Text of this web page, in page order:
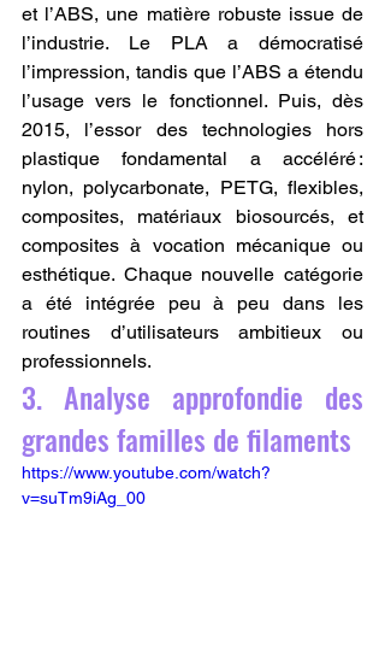
et l’ABS, une matière robuste issue de
l’industrie. Le PLA a démocratisé
l’impression, tandis que l’ABS a étendu
l’usage vers le fonctionnel. Puis, dès
2015, l’essor des technologies hors
plastique fondamental a accéléré :
nylon, polycarbonate, PETG, flexibles,
composites, matériaux biosourcés, et
composites à vocation mécanique ou
esthétique. Chaque nouvelle catégorie
a été intégrée peu à peu dans les
routines d’utilisateurs ambitieux ou
professionnels.
3. Analyse approfondie des
grandes familles de filaments
https://www.youtube.com/watch?
v=suTm9iAg_00